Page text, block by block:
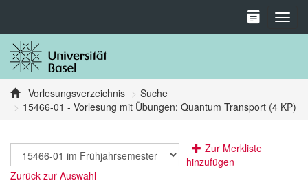
Vorlesungsverzeichnis
Suche
15466-01 - Vorlesung mit Übungen: Quantum Transport (4 KP)
Zur Merkliste
hinzufügen
Zurück zur Auswahl